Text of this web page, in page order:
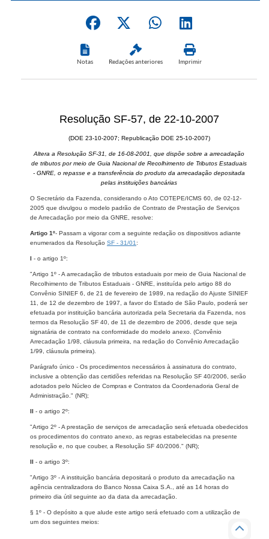
Notas Redações anteriores Imprimir
Resolução SF-57, de 22-10-2007
(DOE 23-10-2007; Republicação DOE 25-10-2007)
Altera a Resolução SF-31, de 16-08-2001, que dispõe sobre a arrecadação
de tributos por meio de Guia Nacional de Recolhimento de Tributos Estaduais
- GNRE, o repasse e a transferência do produto da arrecadação depositada
pelas instituições bancárias
O Secretário da Fazenda, considerando o Ato COTEPE/ICMS 60, de 02-12-
2005 que divulgou o modelo padrão de Contrato de Prestação de Serviços
de Arrecadação por meio da GNRE, resolve:
Artigo 1º- Passam a vigorar com a seguinte redação os dispositivos adiante
enumerados da Resolução SF - 31/01 :
I - o artigo 1º:
"Artigo 1º - A arrecadação de tributos estaduais por meio de Guia Nacional de
Recolhimento de Tributos Estaduais - GNRE, instituída pelo artigo 88 do
Convênio SINIEF 6, de 21 de fevereiro de 1989, na redação do Ajuste SINIEF
11, de 12 de dezembro de 1997, a favor do Estado de São Paulo, poderá ser
efetuada por instituição bancária autorizada pela Secretaria da Fazenda, nos
termos da Resolução SF 40, de 11 de dezembro de 2006, desde que seja
signatária de contrato na conformidade do modelo anexo. (Convênio
Arrecadação 1/98, cláusula primeira, na redação do Convênio Arrecadação
1/99, cláusula primeira).
Parágrafo único - Os procedimentos necessários à assinatura do contrato,
inclusive a obtenção das certidões referidas na Resolução SF 40/2006, serão
adotados pelo Núcleo de Compras e Contratos da Coordenadoria Geral de
Administração." (NR);
II - o artigo 2º:
"Artigo 2º - A prestação de serviços de arrecadação será efetuada obedecidos
os procedimentos do contrato anexo, as regras estabelecidas na presente
resolução e, no que couber, a Resolução SF 40/2006." (NR);
II - o artigo 3º:
"Artigo 3º - A instituição bancária depositará o produto da arrecadação na
agência centralizadora do Banco Nossa Caixa S.A., até as 14 horas do
primeiro dia útil seguinte ao da data da arrecadação.
§ 1º - O depósito a que alude este artigo será efetuado com a utilização de
um dos seguintes meios: